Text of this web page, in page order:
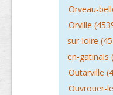
Orveau-
Orville
sur-loire
en-gatinais
Outarville
Ouvrouer-